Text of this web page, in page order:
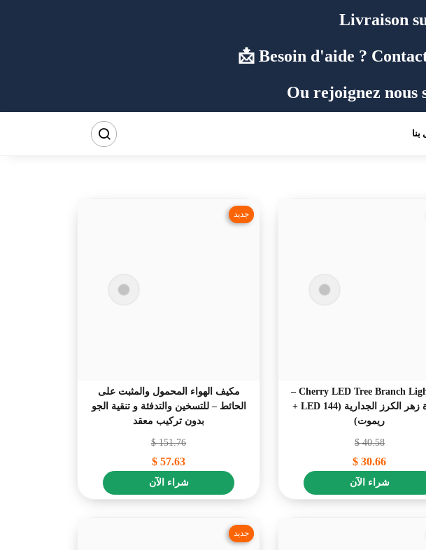
Livraison
Besoin d'aide ?
Ou rejoignez nous
بنا
🌸 Cherry LED Tree Branch Lights –
إضاءة زهر الكرز الجدارية (144 LED +
ريموت)
40.58
$
30.66
$
شراء الآن
جديد
مكيف الهواء المحمول والمثبت على
الحائط – للتسخين والتدفئة و تنقية الجو
بدون تركيب معقد
151.76
$
57.63
$
شراء الآن
جديد